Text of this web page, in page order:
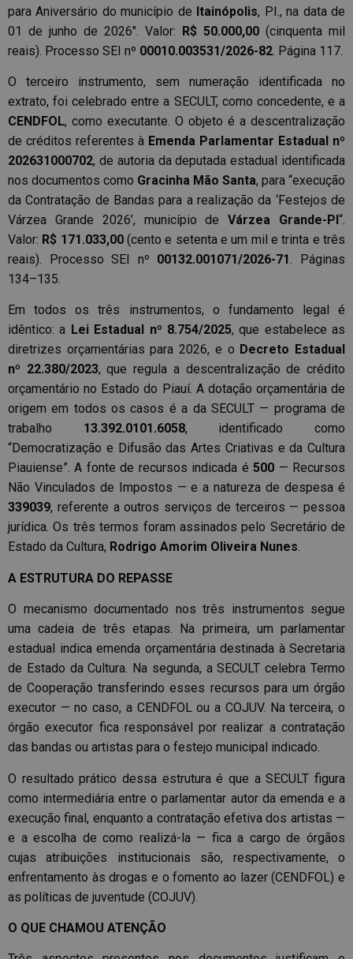
para Aniversário do município de Itainópolis, PI., na data de
01 de junho de 2026″. Valor: R$ 50.000,00 (cinquenta mil
reais). Processo SEI nº 00010.003531/2026-82 . Página 117.
O terceiro instrumento, sem numeração identificada no
extrato, foi celebrado entre a SECULT, como concedente, e a
CENDFOL, como executante. O objeto é a descentralização
de créditos referentes à Emenda Parlamentar Estadual nº
202631000702, de autoria da deputada estadual identificada
nos documentos como Gracinha Mão Santa, para “execução
da Contratação de Bandas para a realização da ‘Festejos de
Várzea Grande 2026’, município deVárzea Grande-PI“.
Valor: R$ 171.033,00(cento e setenta e um mil e trinta e três
reais). Processo SEI nº 00132.001071/2026-71. Páginas
134–135.
Em todos os três instrumentos, o fundamento legal é
idêntico: a Lei Estadual nº 8.754/2025, que estabelece as
diretrizes orçamentárias para 2026, e o Decreto Estadual
nº 22.380/2023, que regula a descentralização de crédito
orçamentário no Estado do Piauí. A dotação orçamentária de
origem em todos os casos é a da SECULT — programa de
trabalho 13.392.0101.6058, identificado como
“Democratização e Difusão das Artes Criativas e da Cultura
Piauiense”. A fonte de recursos indicada é500 — Recursos
Não Vinculados de Impostos — e a natureza de despesa é
339039, referente a outros serviços de terceiros — pessoa
jurídica. Os três termos foram assinados pelo Secretário de
Estado da Cultura, Rodrigo Amorim Oliveira Nunes.
A ESTRUTURA DO REPASSE
O mecanismo documentado nos três instrumentos segue
uma cadeia de três etapas. Na primeira, um parlamentar
estadual indica emenda orçamentária destinada à Secretaria
de Estado da Cultura. Na segunda, a SECULT celebra Termo
de Cooperação transferindo esses recursos para um órgão
executor — no caso, a CENDFOL ou a COJUV. Na terceira, o
órgão executor fica responsável por realizar a contratação
das bandas ou artistas para o festejo municipal indicado.
O resultado prático dessa estrutura é que a SECULT figura
como intermediária entre o parlamentar autor da emenda e a
execução final, enquanto a contratação efetiva dos artistas —
e a escolha de como realizá-la — fica a cargo de órgãos
cujas atribuições institucionais são, respectivamente, o
enfrentamento às drogas e o fomento ao lazer (CENDFOL) e
as políticas de juventude (COJUV).
O QUE CHAMOU ATENÇÃO